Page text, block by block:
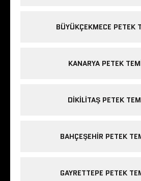
BÜYÜKÇEKMECE PETEK
KANARYA PETEK
DIKILITAŞ PETEK
BAHÇEŞEHIR PETEK
GAYRETTEPE PETEK